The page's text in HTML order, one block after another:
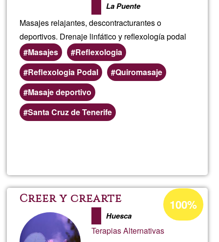
La Puente
Masajes relajantes, descontracturantes o
deportivos. Drenaje linfático y reflexología podal
Masajes
Reflexologia
Reflexologia Podal
Quiromasaje
Masaje deportivo
Áreas
de
Santa Cruz de Tenerife
Creer y crearte
Huesca
Terapias Alternativas
Porcentaje
de
aceptación
de
100%